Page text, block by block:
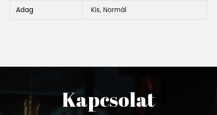
Adag Kis, Normál
Kapcsolat